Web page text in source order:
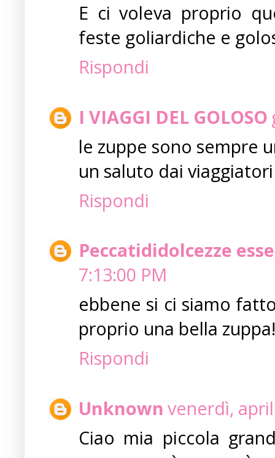
E ci voleva proprio
feste goliardiche e
Rispondi
I VIAGGI DEL GOLOSO
le zuppe sono sempre
un saluto dai
Rispondi
Peccatididolcezze
7:13:00 PM
ebbene si ci siamo
proprio una bella zuppa!
Rispondi
Unknown venerdì,
Ciao mia piccola